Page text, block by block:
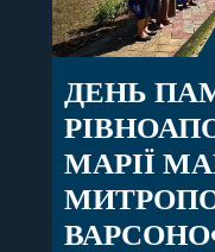
ДЕНЬ
МАРІЇ